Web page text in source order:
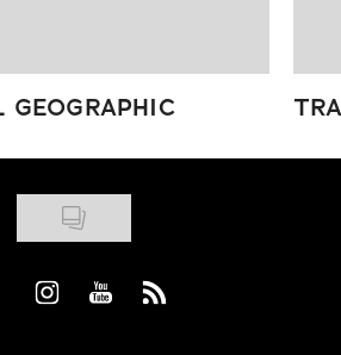
GEOGRAPHIC
us on Facebook
Visit us on Instagram
Visit us on Youtube
Visit us on Rss